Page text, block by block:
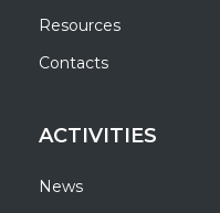
Resources
Contacts
ACTIVITIES
News